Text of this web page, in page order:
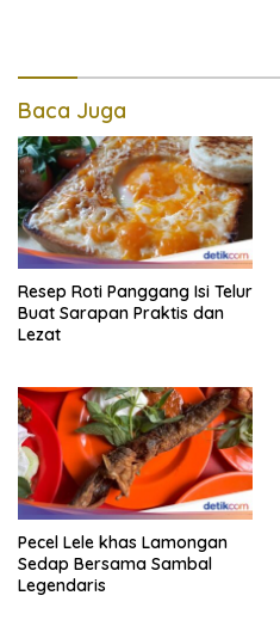
Baca Juga
Resep Roti Panggang Isi Telur
Buat Sarapan Praktis dan
Lezat
Pecel Lele khas Lamongan
Sedap Bersama Sambal
Legendaris